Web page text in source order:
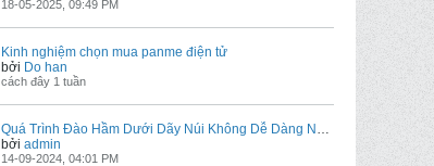
18-05-2025, 09:49 PM
Kinh nghiệm chọn mua panme điện tử
bởi Do han
cách đây 1 tuần
Quá Trình Đào Hầm Dưới Dãy Núi Không Dễ Dàng Như Bạn Tưởng
bởi admin
14-09-2024, 04:01 PM